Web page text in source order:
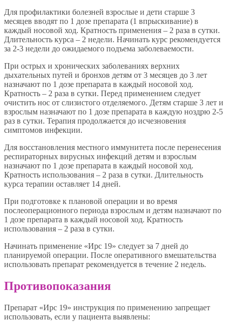
Для профилактики болезней взрослые и дети старше 3
месяцев вводят по 1 дозе препарата (1 впрыскивание) в
каждый носовой ход. Кратность применения – 2 раза в сутки.
Длительность курса – 2 недели. Начинать курс рекомендуется
за 2-3 недели до ожидаемого подъема заболеваемости.
При острых и хронических заболеваниях верхних
дыхательных путей и бронхов детям от 3 месяцев до 3 лет
назначают по 1 дозе препарата в каждый носовой ход.
Кратность – 2 раза в сутки. Перед применением следует
очистить нос от слизистого отделяемого. Детям старше 3 лет и
взрослым назначают по 1 дозе препарата в каждую ноздрю 2-5
раз в сутки. Терапия продолжается до исчезновения
симптомов инфекции.
Для восстановления местного иммунитета после перенесения
респираторных вирусных инфекций детям и взрослым
назначают по 1 дозе препарата в каждый носовой ход.
Кратность использования – 2 раза в сутки. Длительность
курса терапии оставляет 14 дней.
При подготовке к плановой операции и во время
послеоперационного периода взрослым и детям назначают по
1 дозе препарата в каждый носовой ход. Кратность
использования – 2 раза в сутки.
Начинать применение «Ирс 19» следует за 7 дней до
планируемой операции. После оперативного вмешательства
использовать препарат рекомендуется в течение 2 недель.
Противопоказания
Препарат «Ирс 19» инструкция по применению запрещает
использовать, если у пациента выявлены: